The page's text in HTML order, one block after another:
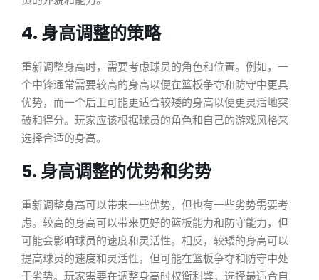
4. 身高调整的策略
重新调整身高时，需要考虑球员的角色和位置。例如，一
个中锋通常需要较高的身高以便在篮板争夺和防守中更具
优势，而一个后卫可能更适合较矮的身高以便更灵活地突
破和得分。玩家应该根据球员的角色和自己的游戏风格来
选择合适的身高。
5. 身高调整的优势和劣势
重新调整身高可以带来一些优势，但也有一些劣势需要考
虑。较高的身高可以带来更好的篮板能力和防守能力，但
可能会影响球员的速度和灵活性。相反，较矮的身高可以
提高球员的速度和灵活性，但可能在篮板争夺和防守中处
于劣势。玩家需要在调整身高时权衡利弊，选择最适合自